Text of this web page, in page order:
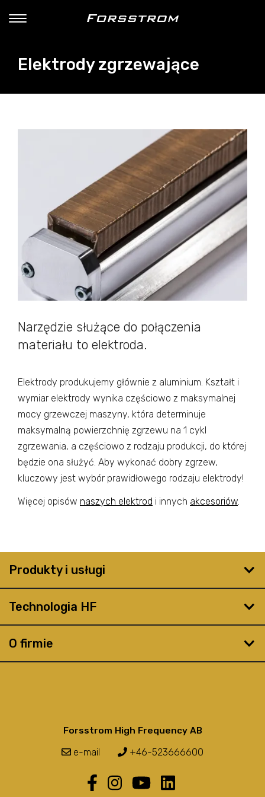
Elektrody zgrzewające
Narzędzie służące do połączenia
materiału to elektroda.
Elektrody produkujemy głównie z aluminium. Kształt i
wymiar elektrody wynika częściowo z maksymalnej
mocy grzewczej maszyny, która determinuje
maksymalną powierzchnię zgrzewu na 1 cykl
zgrzewania, a częściowo z rodzaju produkcji, do której
będzie ona służyć. Aby wykonać dobry zgrzew,
kluczowy jest wybór prawidłowego rodzaju elektrody!
Więcej opisów naszych elektrod i innych akcesoriów.
Produkty i usługi
Technologia HF
O firmie
Forsstrom High Frequency AB
e-mail +46-523666600